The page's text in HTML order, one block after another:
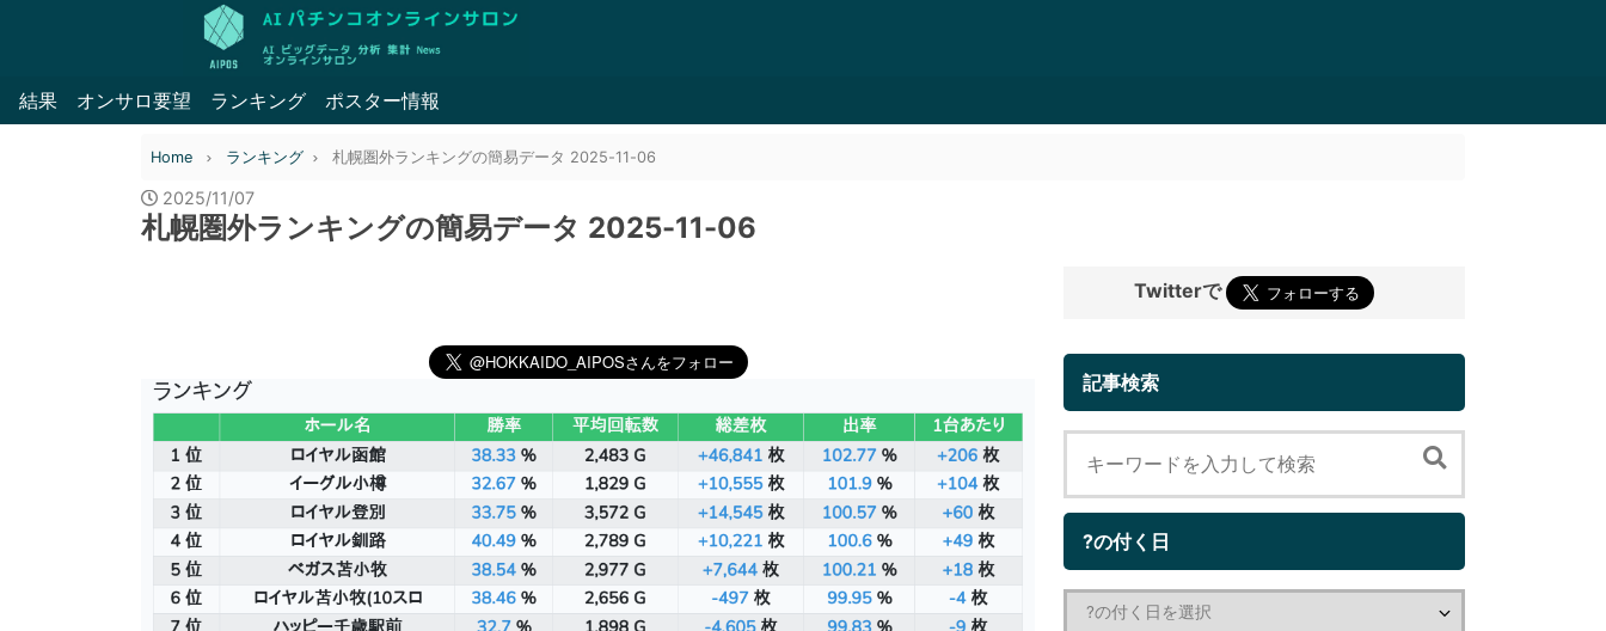
結果 オンサロ要望 ランキング ポスター情報
Home ランキング 札幌圏外ランキングの簡易データ 2025-11-06
2025/11/07
札幌圏外ランキングの簡易データ 2025-11-06
Twitterで
記事検索
?の付く日